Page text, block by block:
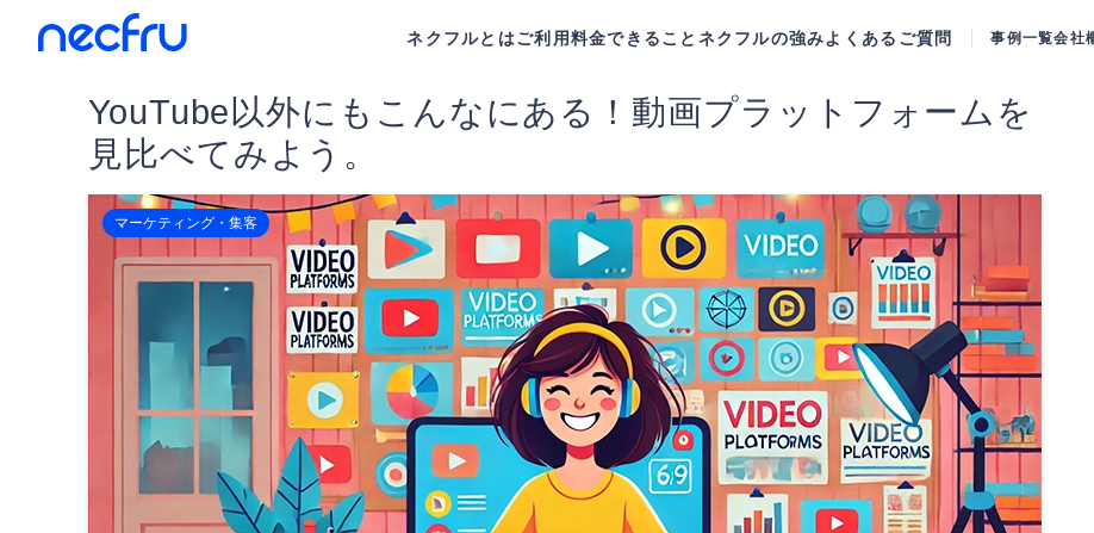
ネクフルとはご利用料金できること ネクフルの強みよくあるご質問 事例一覧会社
YouTube以外にもこんなにある！動画プラットフォームを
見比べてみよう。
マーケティング・集客